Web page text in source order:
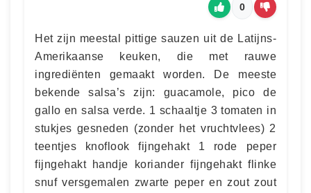
0
Het zijn meestal pittige sauzen uit de Latijns-
Amerikaanse keuken, die met rauwe
ingrediënten gemaakt worden. De meeste
bekende salsa’s zijn: guacamole, pico de
gallo en salsa verde. 1 schaaltje 3 tomaten in
stukjes gesneden (zonder het vruchtvlees) 2
teentjes knoflook fijngehakt 1 rode peper
fijngehakt handje koriander fijngehakt flinke
snuf versgemalen zwarte peper en zout zout